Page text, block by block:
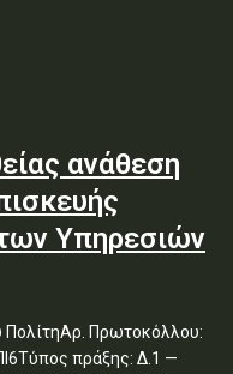
ανάθεση
Υπηρεσιών
ΠολίτηΑρ. Πρωτοκόλλου:
πράξης: Δ.1 —